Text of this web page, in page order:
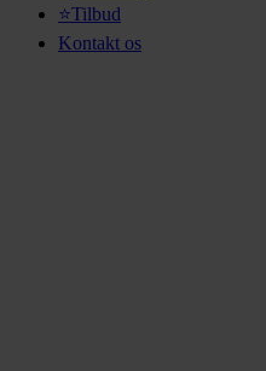
⭐Tilbud
Kontakt os